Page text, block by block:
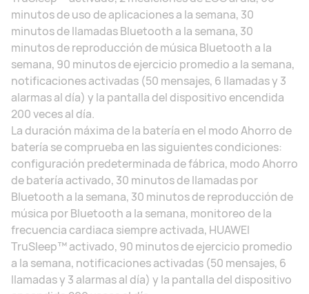
minutos de uso de aplicaciones a la semana, 30
minutos de llamadas Bluetooth a la semana, 30
minutos de reproducción de música Bluetooth a la
semana, 90 minutos de ejercicio promedio a la semana,
notificaciones activadas (50 mensajes, 6 llamadas y 3
alarmas al día) y la pantalla del dispositivo encendida
200 veces al día.
La duración máxima de la batería en el modo Ahorro de
batería se comprueba en las siguientes condiciones:
configuración predeterminada de fábrica, modo Ahorro
de batería activado, 30 minutos de llamadas por
Bluetooth a la semana, 30 minutos de reproducción de
música por Bluetooth a la semana, monitoreo de la
frecuencia cardiaca siempre activada, HUAWEI
TruSleep™ activado, 90 minutos de ejercicio promedio
a la semana, notificaciones activadas (50 mensajes, 6
llamadas y 3 alarmas al día) y la pantalla del dispositivo